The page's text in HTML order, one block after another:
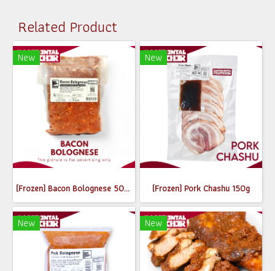
Related Product
New
(Frozen) Bacon Bolognese 500g
New
(Frozen) Pork Chashu 150g
New New